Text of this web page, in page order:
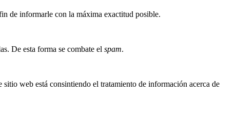
de informarle con la máxima exactitud posible.
De esta forma se combate el spam.
web está consintiendo el tratamiento de información acerca de